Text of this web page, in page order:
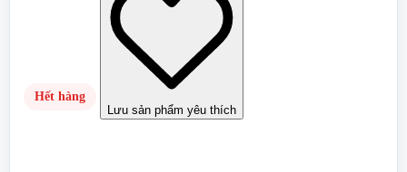
Hết hàng
Lưu sản phẩm yêu thích